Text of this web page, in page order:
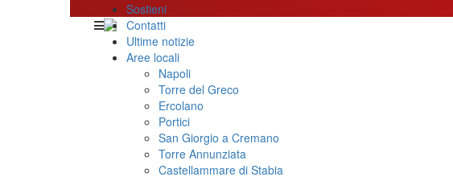
Sostieni
Contatti
Ultime notizie
Aree locali
Napoli
Torre del Greco
Ercolano
Portici
San Giorgio a Cremano
Torre Annunziata
Castellammare di Stabia